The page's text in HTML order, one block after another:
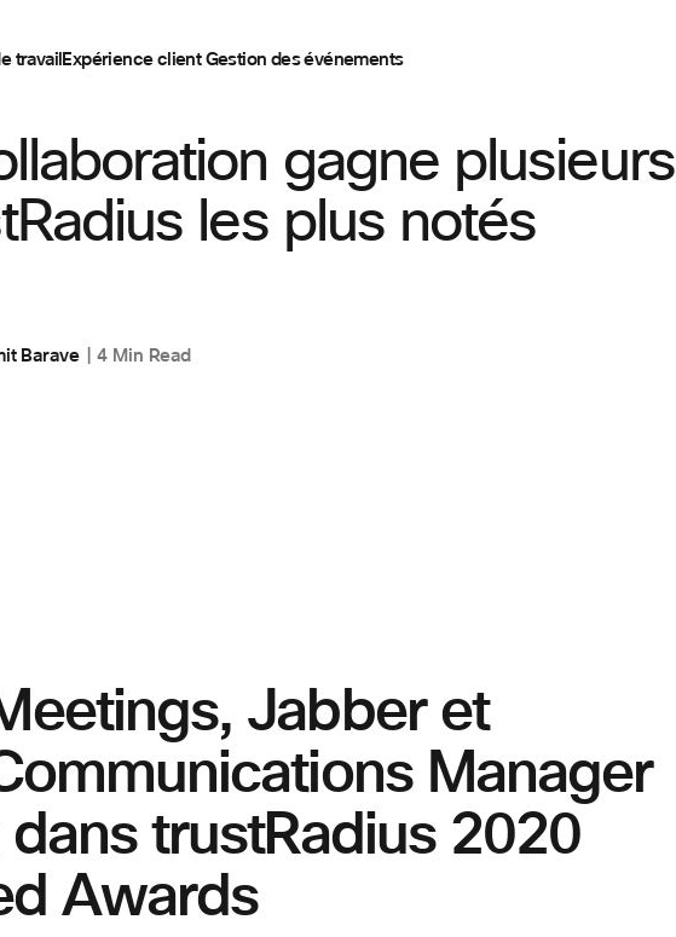
travailExpérience clientGestion des événements
gagne plusieurs
les plus notés
Barave 4 Min Read
Jabber et
Manager
trustRadius 2020
Awards